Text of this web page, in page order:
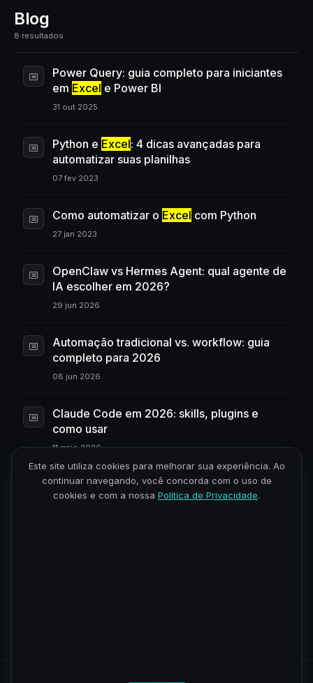
Blog
8 resultados
Power Query: guia completo para iniciantes
em Excel e Power BI
31 out 2025
Python e Excel: 4 dicas avançadas para
automatizar suas planilhas
07 fev 2023
Como automatizar o Excel com Python
27 jan 2023
OpenClaw vs Hermes Agent: qual agente de
IA escolher em 2026?
29 jun 2026
Automação tradicional vs. workflow: guia
completo para 2026
08 jun 2026
Claude Code em 2026: skills, plugins e
como usar
11 maio 2026
OpenClaw: o que é o novo agente de IA
autônomo
Este site utiliza cookies para melhorar sua experiência. Ao
continuar navegando, você concorda com o uso de
cookies e com a nossa Política de Privacidade.